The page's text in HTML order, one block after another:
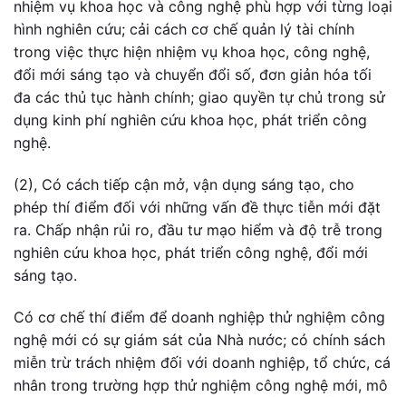
nhiệm vụ khoa học và công nghệ phù hợp với từng loại
hình nghiên cứu; cải cách cơ chế quản lý tài chính
trong việc thực hiện nhiệm vụ khoa học, công nghệ,
đổi mới sáng tạo và chuyển đổi số, đơn giản hóa tối
đa các thủ tục hành chính; giao quyền tự chủ trong sử
dụng kinh phí nghiên cứu khoa học, phát triển công
nghệ.
(2), Có cách tiếp cận mở, vận dụng sáng tạo, cho
phép thí điểm đối với những vấn đề thực tiễn mới đặt
ra. Chấp nhận rủi ro, đầu tư mạo hiểm và độ trễ trong
nghiên cứu khoa học, phát triển công nghệ, đổi mới
sáng tạo.
Có cơ chế thí điểm để doanh nghiệp thử nghiệm công
nghệ mới có sự giám sát của Nhà nước; có chính sách
miễn trừ trách nhiệm đối với doanh nghiệp, tổ chức, cá
nhân trong trường hợp thử nghiệm công nghệ mới, mô